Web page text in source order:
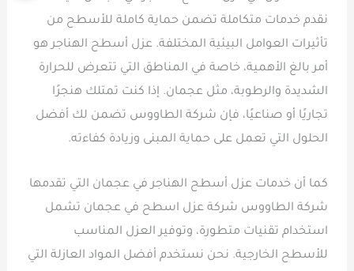
نقدم خدمات متكاملة تضمن حماية كاملة للأسطح من
تأثيرات العوامل البيئية المختلفة. عزل أسطح الهناجر هو
أمر بالغ الأهمية، خاصة في المناطق التي تتعرض للحرارة
الشديدة والرطوبة، مثل عجمان. إذا كنت تمتلك هنجرًا
تجاريًا أو صناعيًا، فإن شركة الطاووس تضمن لك أفضل
الحلول التي تعمل على حماية المبنى وزيادة كفاءته.
كما أن خدمات عزل أسطح الهناجر في عجمان التي تقدمها
شركة الطاووس شركة عزل اسطح في عجمان تشمل
استخدام تقنيات متطورة، وتوفير العزل المناسب
للأسطح الخارجية. نحن نستخدم أفضل المواد العازلة التي